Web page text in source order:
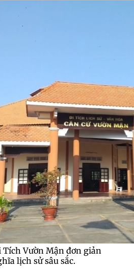
Tích Vườn Mận đơn giản
lịch sử sâu sắc.